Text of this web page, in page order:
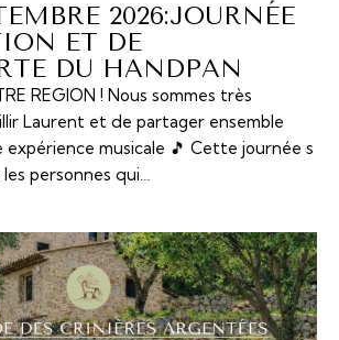
2026:JOURNÉE
ET DE
DU HANDPAN
REGION ! Nous sommes très
Laurent et de partager ensemble
musicale 🎵 Cette journée s
personnes qui…